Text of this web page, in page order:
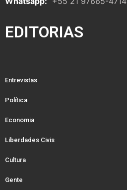
EDITORIAS
Entrevistas
Política
Economia
Liberdades Civis
Cultura
Gente